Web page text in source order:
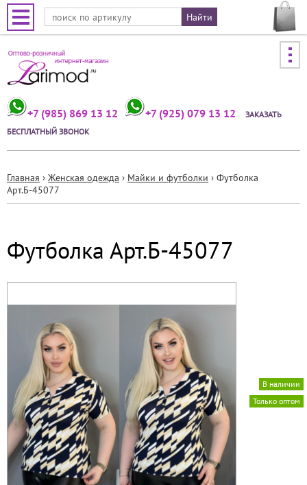
Jump to navigation
+7 (985) 869 13 12 +7 (925) 079 13 12
ЗАКАЗАТЬ
БЕСПЛАТНЫЙ ЗВОНОК
Вы
Главная › Женская одежда › Майки и футболки › Футболка
Арт.Б-45077
Футболка Арт.Б-45077
Только оптом
В наличии